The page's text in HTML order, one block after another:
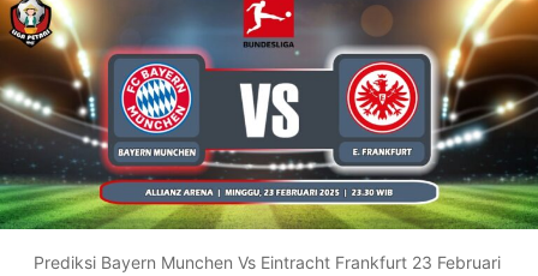
Prediksi Bayern Munchen Vs Eintracht Frankfurt 23 Februari